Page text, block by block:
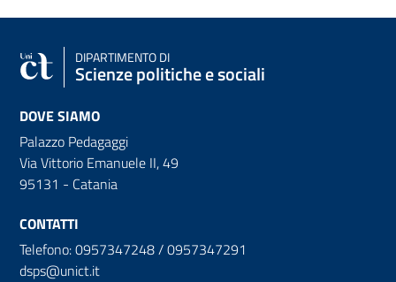
DIPARTIMENTO DI
Scienze politiche e sociali
DOVE SIAMO
Palazzo Pedagaggi
Via Vittorio Emanuele II, 49
95131 - Catania
CONTATTI
Telefono: 0957347248 / 0957347291
dsps@unict.it